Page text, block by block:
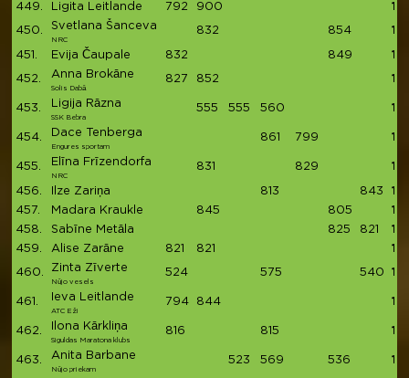
449.
Ligita Leitlande 792 900
450. Svetlana Šanceva
NRC
832 854
451. Evija Čaupale 832 849
452. Anna Brokāne
Solis Dabā
827 852
453. Ligija Rāzna
SSK Bebra
555 555 560
454. Dace Tenberga
Engures sportam
861 799
455. Elīna Frīzendorfa
NRC
831 829
456. Ilze Zariņa 813 843
457.
Madara Kraukle 845 805
458.
Sabīne Metāla 825 821
459.
Alise Zarāne 821 821
460. Zinta Zīverte
Nūjo vesels
524 575 540
461. Ieva Leitlande
ATC Eži
794 844
462. Ilona Kārkliņa
Siguldas Maratona klubs
816 815
463. Anita Barbane
Nūjo priekam
523 569 536